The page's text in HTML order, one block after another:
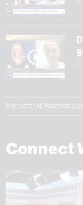
SVE VESTI IZ RUBRIKE
Connect